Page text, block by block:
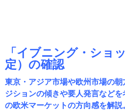
「イブニング・ショ
定）の確認
東京・アジア市場や欧州市場の
ジションの傾きや要人発言など
の欧米マーケットの方向感を解